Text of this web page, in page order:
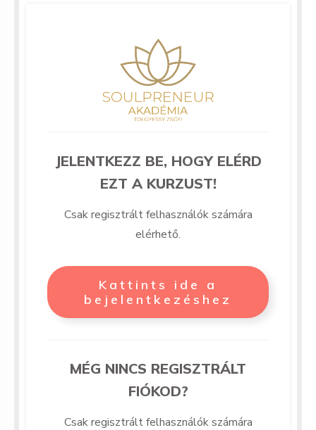
JELENTKEZZ BE, HOGY ELÉRD
EZT A KURZUST!
Csak regisztrált felhasználók számára
elérhető.
Kattints ide a
bejelentkezéshez
MÉG NINCS REGISZTRÁLT
FIÓKOD?
Csak regisztrált felhasználók számára